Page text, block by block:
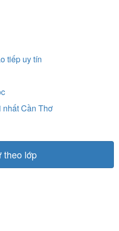
tiếp uy tín
nhất Cần Thơ
theo lớp